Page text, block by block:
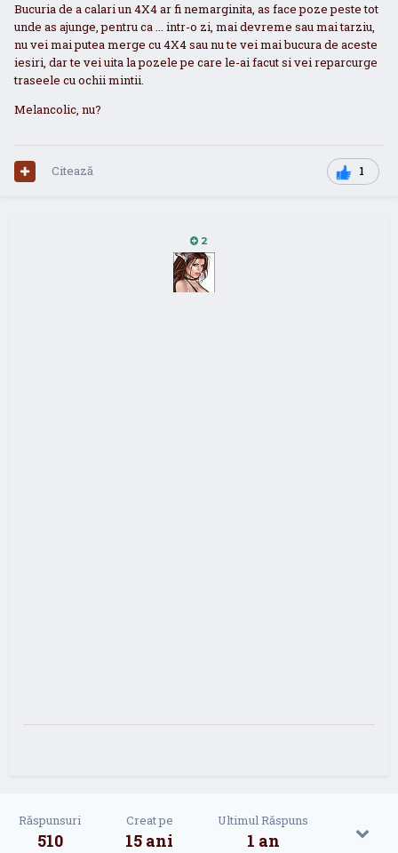
Bucuria de a calari un 4X4 ar fi nemarginita, as face poze peste tot
unde as ajunge, pentru ca ... intr-o zi, mai devreme sau mai tarziu,
nu vei mai putea merge cu 4X4 sau nu te vei mai bucura de aceste
iesiri, dar te vei uita la pozele pe care le-ai facut si vei reparcurge
traseele cu ochii mintii.
Melancolic, nu?
1
Citează
2
Răspunsuri
510
Creat pe
15 ani
Ultimul Răspuns
1 an